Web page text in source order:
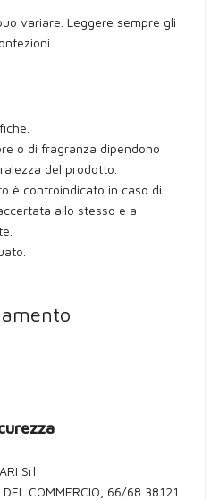
variare. Leggere sempre gli
o di fragranza dipendono
del prodotto.
è controindicato in caso di
allo stesso e a
Srl
DEL COMMERCIO, 66/68 38121